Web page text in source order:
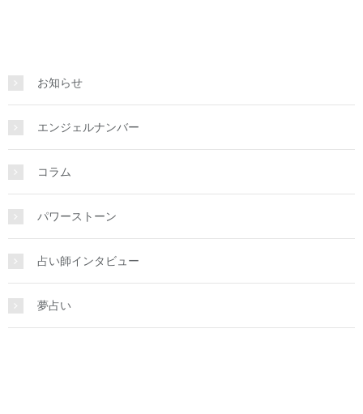
お知らせ
エンジェルナンバー
コラム
パワーストーン
占い師インタビュー
夢占い